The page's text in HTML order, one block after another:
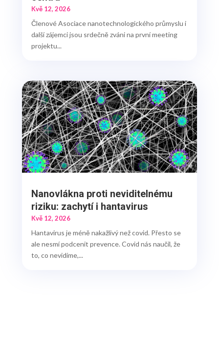
Kvě 12, 2026
Členové Asociace nanotechnologického průmyslu i
další zájemci jsou srdečně zváni na první meeting
projektu...
Nanovlákna proti neviditelnému
riziku: zachytí i hantavirus
Kvě 12, 2026
Hantavirus je méně nakažlivý než covid. Přesto se
ale nesmí podcenit prevence. Covid nás naučil, že
to, co nevidíme,...